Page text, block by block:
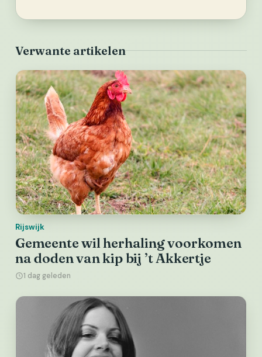
Verwante artikelen
Rijswijk
Gemeente wil herhaling voorkomen
na doden van kip bij ’t Akkertje
1 dag geleden